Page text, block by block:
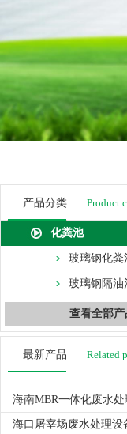
产品分类 Product
化粪池
玻璃钢化粪
玻璃钢隔油
查看全部产
最新产品 Related
海南MBR一体化废水处
海口屠宰场废水处理设